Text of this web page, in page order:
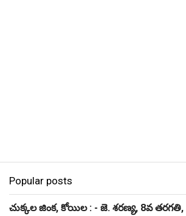
Popular posts
చుక్కల జింక, కోయిల : - జె. శరణ్య, 8వ తరగతి,